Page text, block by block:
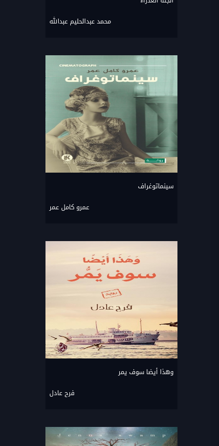
محمد عبدالحليم عبدالله
سينماتوغراف
عمرو كامل عمر
وهذا أيضا سوف يمر
فرح عادل